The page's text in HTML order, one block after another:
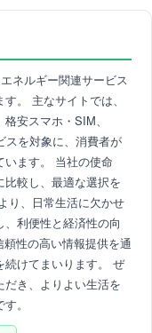
ネルギー関連サービス
。 主なサイトでは、
安スマホ・SIM、
スを対象に、消費者が
います。 当社の使命
較し、最適な選択を
り、日常生活に欠かせ
利便性と経済性の向
性の高い情報提供を通
続けてまいります。 ぜ
き、よりよい生活を
。